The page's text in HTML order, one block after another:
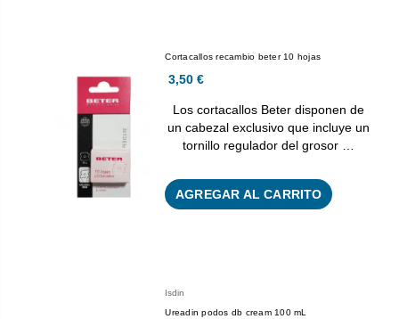
Cortacallos recambio beter 10 hojas
3,50 €
Los cortacallos Beter disponen de
un cabezal exclusivo que incluye un
tornillo regulador del grosor …
AGREGAR AL CARRITO
Isdin
Ureadin podos db cream 100 mL